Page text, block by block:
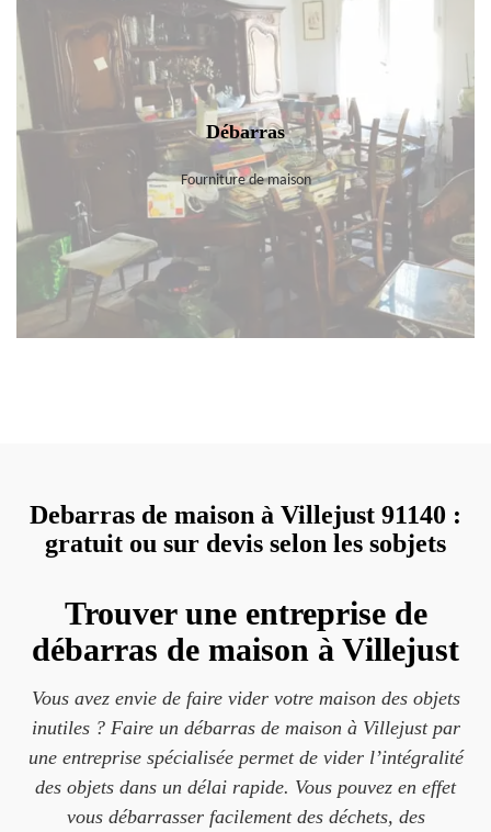
Débarras
Fourniture de maison
Debarras de maison à Villejust 91140 :
gratuit ou sur devis selon les sobjets
Trouver une entreprise de
débarras de maison à Villejust
Vous avez envie de faire vider votre maison des objets
inutiles ? Faire un débarras de maison à Villejust par
une entreprise spécialisée permet de vider l’intégralité
des objets dans un délai rapide. Vous pouvez en effet
vous débarrasser facilement des déchets, des